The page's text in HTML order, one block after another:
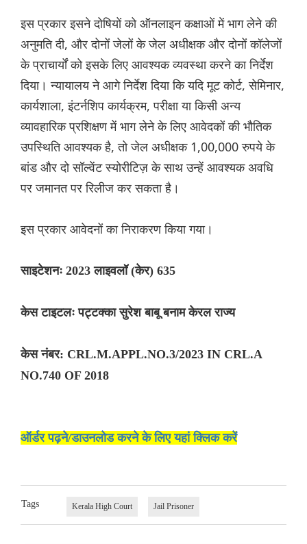
इस प्रकार इसने दोषियों को ऑनलाइन कक्षाओं में भाग लेने की
अनुमति दी, और दोनों जेलों के जेल अधीक्षक और दोनों कॉलेजों
के प्राचार्यों को इसके लिए आवश्यक व्यवस्था करने का निर्देश
दिया। न्यायालय ने आगे निर्देश दिया कि यदि मूट कोर्ट, सेमिनार,
कार्यशाला, इंटर्नशिप कार्यक्रम, परीक्षा या किसी अन्य
व्यावहारिक प्रशिक्षण में भाग लेने के लिए आवेदकों की भौतिक
उपस्थिति आवश्यक है, तो जेल अधीक्षक 1,00,000 रुपये के
बांड और दो सॉल्वेंट स्योरीटिज़ के साथ उन्हें आवश्यक अवधि
पर जमानत पर रिलीज कर सकता है।
इस प्रकार आवेदनों का निराकरण किया गया।
साइटेशनः 2023 लाइवलॉ (केर) 635
केस टाइटलः पट्टक्का सुरेश बाबू बनाम केरल राज्य
केस नंबर: CRL.M.APPL.NO.3/2023 IN CRL.A
NO.740 OF 2018
ऑर्डर पढ़ने/डाउनलोड करने के लिए यहां क्लिक करें
Tags Kerala High Court Jail Prisoner